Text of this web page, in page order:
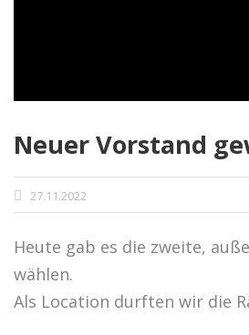
Neuer Vorstand
27.11.2022
Heute gab es die zweite,
wählen.
Als Location durften wir die